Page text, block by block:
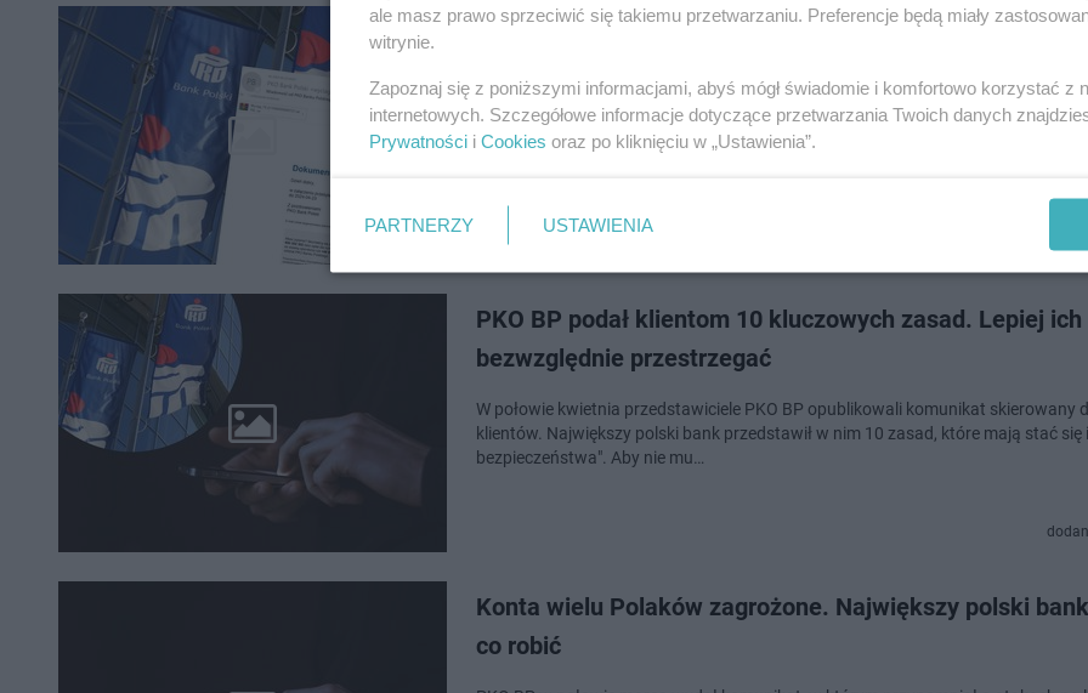
Dostałeś takiego e-maila? Lepiej uważaj, PKO BP pilnie
PKO BP opublikował pilny komunikat, z którym powinni się zapoznać wszyscy
Największy bank w Polsce ostrzegł przed nową kampanią oszustów. W jej ramach
PKO BP podał klientom 10 kluczowych zasad. Lepiej ich
bezwzględnie przestrzegać
W połowie kwietnia przedstawiciele PKO BP opublikowali komunikat skierowany
klientów. Największy polski bank przedstawił w nim 10 zasad, które mają stać się
bezpieczeństwa". Aby nie mu…
Konta wielu Polaków zagrożone. Największy polski bank
co robić
ale masz prawo sprzeciwić się takiemu przetwarzaniu. Preferencje będą miały
witrynie.
Zapoznaj się z poniższymi informacjami, abyś mógł świadomie i komfortowo korzystać z
internetowych. Szczegółowe informacje dotyczące przetwarzania Twoich danych
Prywatności i Cookies oraz po kliknięciu w „Ustawienia”.
PARTNERZY USTAWIENIA